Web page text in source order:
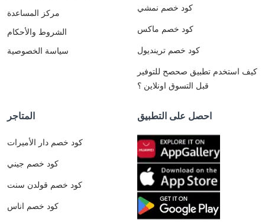
مركز المساعدة
الشروط والأحكام
سياسة الخصوصية
كود خصم نمشي
كود خصم ماكس
كود خصم ترينديول
كيف استخدم تطبيق صحصح للتوفير
قبل التسوق اونلاين ؟
المتاجر
كود خصم دار الأميرات
كود خصم جيني
كود خصم قولدن سنت
كود خصم اناس
احصل على التطبيق